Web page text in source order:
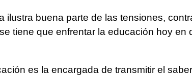
ilustra buena parte de las tensiones,
tiene que enfrentar la educación hoy en
es la encargada de transmitir el